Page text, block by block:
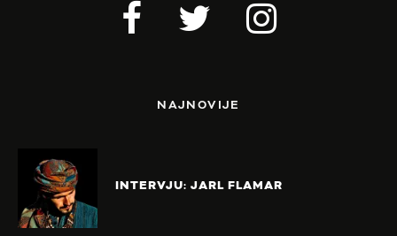
NAJNOVIJE
INTERVJU: JARL FLAMAR